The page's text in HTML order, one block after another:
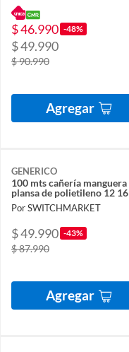
$ 46.990 -48%
$ 49.990
$ 90.990
Agregar
GENERICO
100 mts cañería manguera
plansa de polietileno 12 16
Por SWITCHMARKET
$ 49.990 -43%
$ 87.990
Agregar